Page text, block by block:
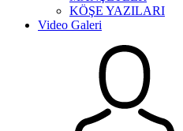
KÖŞE YAZILARI
Video Galeri